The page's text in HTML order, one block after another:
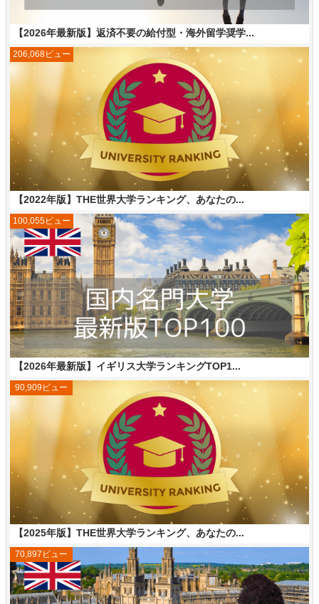
【2026年最新版】返済不要の給付型・海外留学奨学...
【2022年版】THE世界大学ランキング、あなたの...
206,068ビュー
【2026年最新版】イギリス大学ランキングTOP1...
100,055ビュー
【2025年版】THE世界大学ランキング、あなたの...
90,909ビュー
70,897ビュー